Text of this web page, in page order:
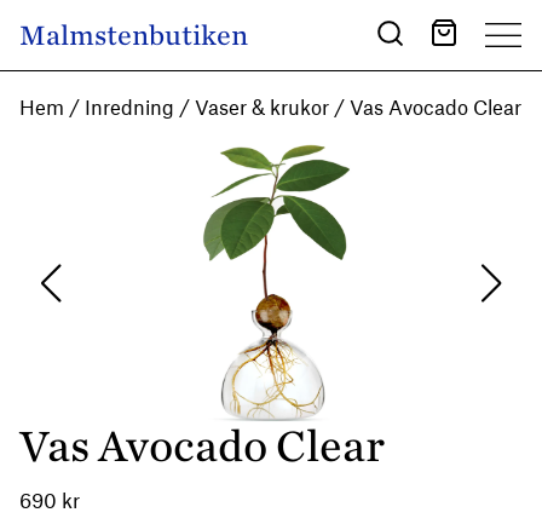
Main Navigation
Malmstenbutiken
Hem / Inredning / Vaser & krukor / Vas Avocado Clear
Vas Avocado Clear
690 kr